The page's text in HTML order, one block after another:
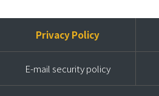
Privacy Policy
E-mail security policy